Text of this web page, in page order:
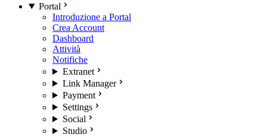
Portal
Introduzione a Portal
Crea Account
Dashboard
Attività
Notifiche
Extranet
Link Manager
Payment
Settings
Social
Studio